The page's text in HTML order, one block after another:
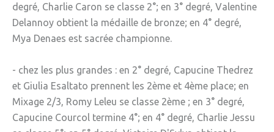
degré, Charlie Caron se classe 2°; en 3° degré, Valentine
Delannoy obtient la médaille de bronze; en 4° degré,
Mya Denaes est sacrée championne.
- chez les plus grandes : en 2° degré, Capucine Thedrez
et Giulia Esaltato prennent les 2ème et 4ème place; en
Mixage 2/3, Romy Leleu se classe 2ème ; en 3° degré,
Capucine Courcol termine 4°; en 4° degré, Charlie Jessu